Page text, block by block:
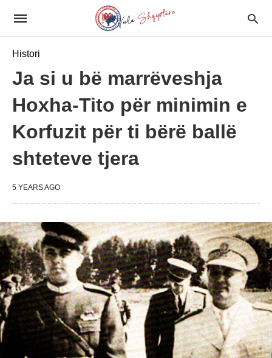
Histori
Ja si u bë marrëveshja
Hoxha-Tito për minimin e
Korfuzit për ti bërë ballë
shteteve tjera
5 YEARS AGO